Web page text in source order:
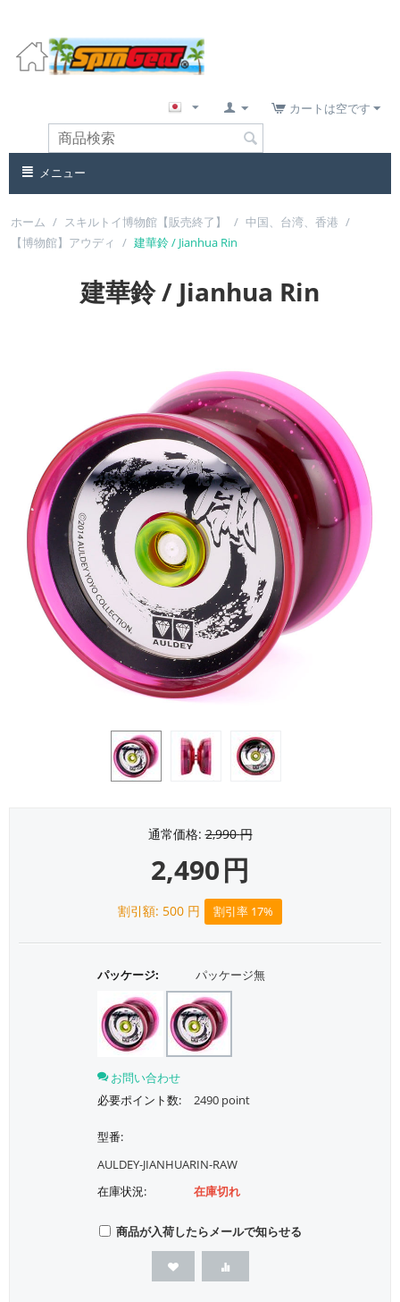
カートは空です
メニュー
ホーム / スキルトイ博物館【販売終了】 / 中国、台湾、香港 /
【博物館】アウディ
/ 建華鈴 / Jianhua Rin
建華鈴 / Jianhua Rin
通常価格: 2,990 円
2,490円
割引額: 500 円 割引率 17%
パッケージ: パッケージ無
お問い合わせ
必要ポイント数:
2490 point
型番:
AULDEY-JIANHUARIN-RAW
在庫状況:
在庫切れ
商品が入荷したらメールで知らせる